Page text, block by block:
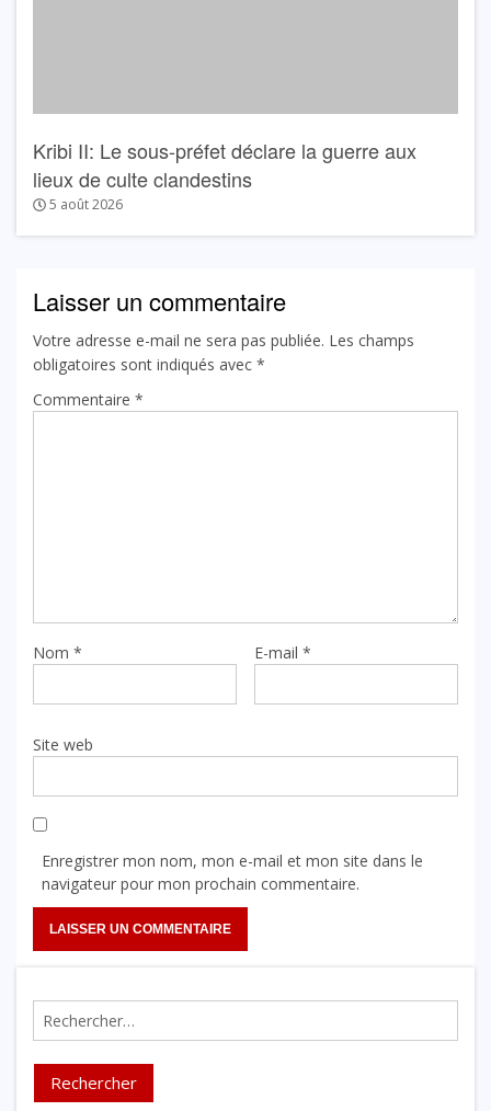
Kribi II: Le sous-préfet déclare la guerre aux
lieux de culte clandestins
5 août 2026
Laisser un commentaire
Votre adresse e-mail ne sera pas publiée. Les champs
obligatoires sont indiqués avec *
Commentaire *
Nom * E-mail *
Site web
Enregistrer mon nom, mon e-mail et mon site dans le
navigateur pour mon prochain commentaire.
Rechercher :